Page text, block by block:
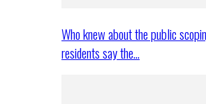
Who knew about the public
residents say the…